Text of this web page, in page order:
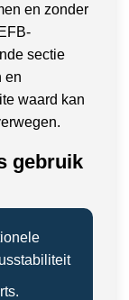
en zonder
sectie
en
waard kan
gebruik